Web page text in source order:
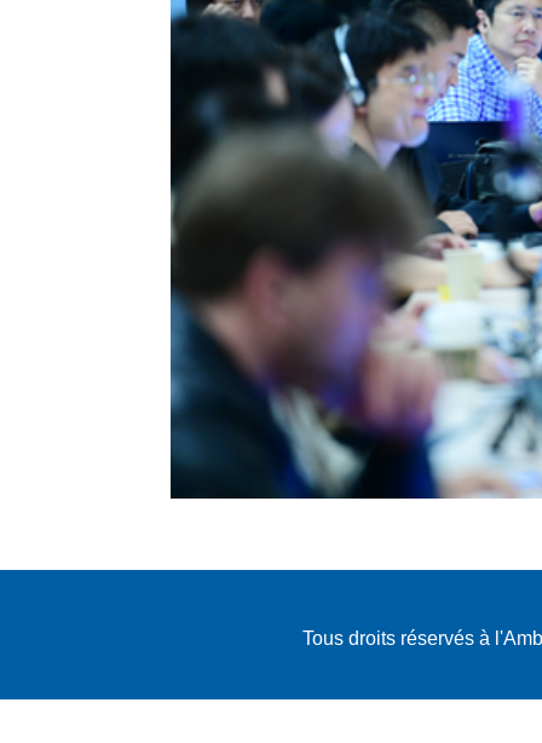
Tous droits réservés à